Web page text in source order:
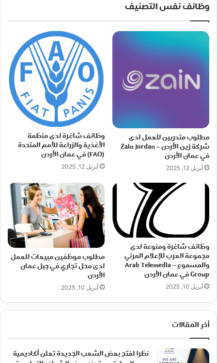
وظائف نفس التصنيف
مطلوب متدربين للعمل لدى
شركة زين الأردن – Zain Jordan
في عمان الأردن
أبريل 12, 2025
وظائف شاغرة لدى منظمة
الأغذية والزراعة للأمم المتحدة
(FAO) في عمان الأردن
أبريل 12, 2025
وظائف شاغرة ومنوعة لدى
مجموعة العرب للإعلام المرئي
والمسموع – Arab Telemedia
Group في عمان الأردن
أبريل 10, 2025
مطلوب موظفين مبيعات للعمل
لدى محل تجاري في جبل عمان
الأردن
أبريل 10, 2025
أخر المقالات
نظرا لفتح بعض الشعب الجديدة تعلن أكاديمية